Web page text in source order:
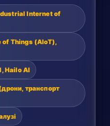
Internet of
Things (AIoT),
Hailo AI
транспорт